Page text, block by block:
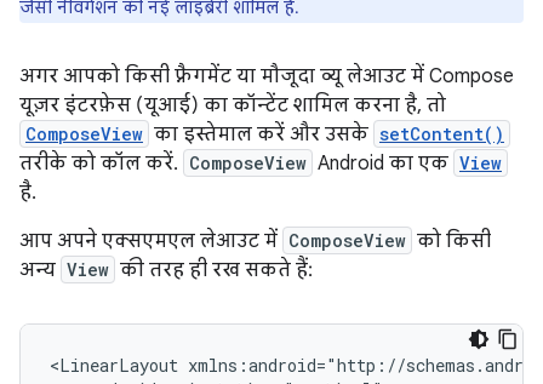
जैसी नेविगेशन की नई लाइब्रेरी शामिल हैं.
अगर आपको किसी फ़्रैगमेंट या मौजूदा व्यू लेआउट में Compose
यूज़र इंटरफ़ेस (यूआई) का कॉन्टेंट शामिल करना है, तो
ComposeView का इस्तेमाल करें और उसके setContent()
तरीके को कॉल करें. ComposeView Android का एक View
है.
आप अपने एक्सएमएल लेआउट में ComposeView को किसी
अन्य View की तरह ही रख सकते हैं:
<LinearLayout